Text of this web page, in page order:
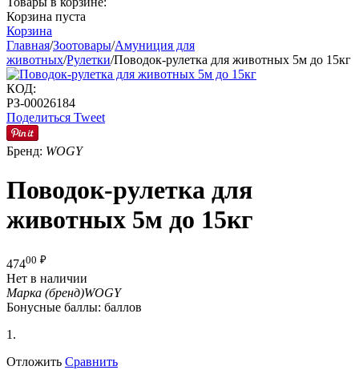
Корзина пуста
Корзина
Главная/Зоотовары/Амуниция для
животных/Рулетки/Поводок-рулетка для животных 5м до 15кг
КОД:
РЗ-00026184
Поделиться Tweet
Бренд: WOGY
Поводок-рулетка для
животных 5м до 15кг
47400 ₽
Нет в наличии
Марка (бренд)WOGY
Бонусные баллы: баллов
1.
Отложить Сравнить